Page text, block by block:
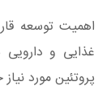
اهمیت توسعه
غذایی و
پروتئین مورد